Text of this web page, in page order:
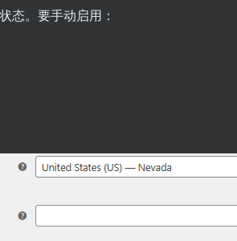
态。要手动启用：